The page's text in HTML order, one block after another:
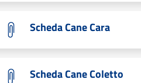
Scheda Cane Cara
Scheda Cane Coletto